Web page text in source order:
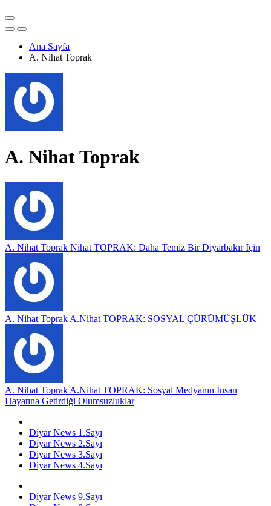
Ana Sayfa
A. Nihat Toprak
A. Nihat Toprak
A. Nihat Toprak Nihat TOPRAK: Daha Temiz Bir Diyarbakır İçin
A. Nihat Toprak A.Nihat TOPRAK: SOSYAL ÇÜRÜMÜŞLÜK
A. Nihat Toprak A.Nihat TOPRAK: Sosyal Medyanın İnsan
Hayatına Getirdiği Olumsuzluklar
Diyar News 1.Sayı
Diyar News 2.Sayı
Diyar News 3.Sayı
Diyar News 4.Sayı
Diyar News 9.Sayı